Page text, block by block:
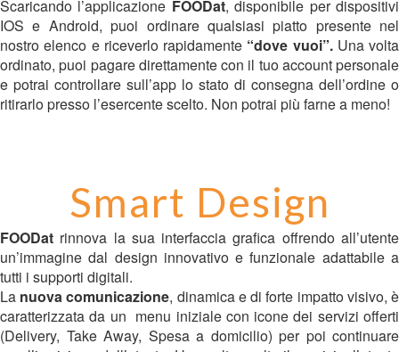
Scaricando l’applicazione FOODat, disponibile per dispositivi
IOS e Android, puoi ordinare qualsiasi piatto presente nel
nostro elenco e riceverlo rapidamente “dove vuoi”. Una volta
ordinato, puoi pagare direttamente con il tuo account personale
e potrai controllare sull’app lo stato di consegna dell’ordine o
ritirarlo presso l’esercente scelto. Non potrai più farne a meno!
Smart Design
FOODat rinnova la sua interfaccia grafica offrendo all’utente
un’immagine dal design innovativo e funzionale adattabile a
tutti i supporti digitali.
La nuova comunicazione, dinamica e di forte impatto visivo, è
caratterizzata da un menu iniziale con icone dei servizi offerti
(Delivery, Take Away, Spesa a domicilio) per poi continuare